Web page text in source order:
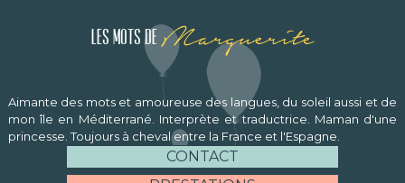
Les mots de Marguerite
Aimante des mots et amoureuse des langues, du soleil aussi et de
mon île en Méditerrané. Interprète et traductrice. Maman d'une
princesse. Toujours à cheval entre la France et l'Espagne.
CONTACT